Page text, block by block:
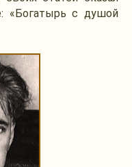
«Богатырьс душой